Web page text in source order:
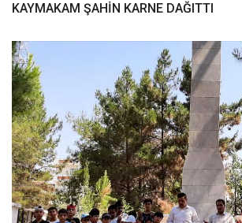
KAYMAKAM ŞAHİN KARNE DAĞITTI